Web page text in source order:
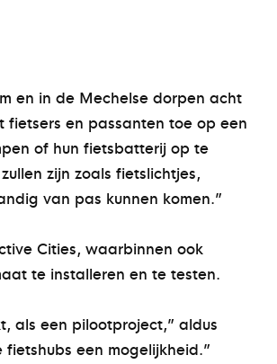
en in de Mechelse dorpen acht
en passanten toe op een
of hun fietsbatterij op te
zijn zoals fietslichtjes,
van pas kunnen komen.”
Cities, waarbinnen ook
te installeren en te testen.
als een pilootproject,” aldus
een mogelijkheid.”